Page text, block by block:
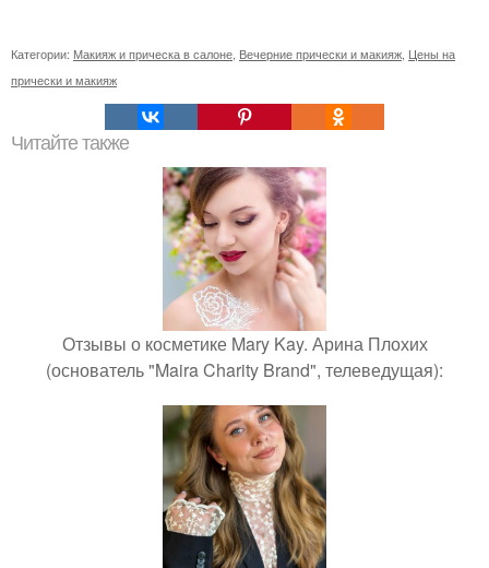
Категории: Макияж и прическа в салоне Вечерние прически и макияж Цены на
прически и макияж
Читайте также
Отзывы о косметике Mary Kay. Арина Плохих
(основатель "Maira Charity Brand", телеведущая):